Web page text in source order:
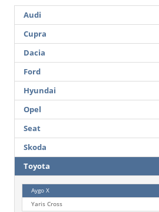
Audi
Cupra
Dacia
Ford
Hyundai
Opel
Seat
Skoda
Toyota
Aygo X
Yaris Cross